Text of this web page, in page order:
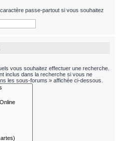
passe-partout si vous souhaitez
vous souhaitez effectuer une recherche.
inclus dans la recherche si vous ne
les sous-forums » affichée ci-dessous.